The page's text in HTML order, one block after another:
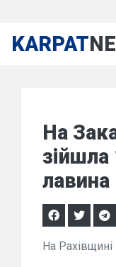
KARPAT
На
лавина
На Рахівщині